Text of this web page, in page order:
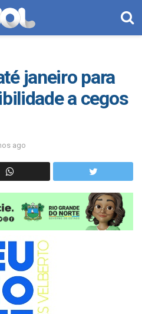
janeiro para
a cegos
ago